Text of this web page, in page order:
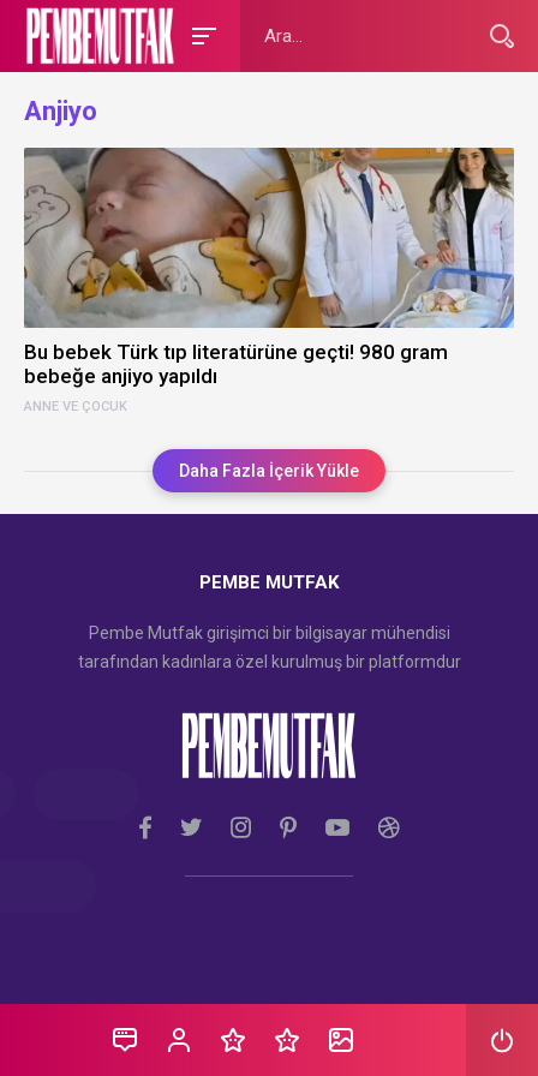
Anjiyo
ANNE VE ÇOCUK
Bu bebek Türk tıp literatürüne geçti! 980 gram
bebeğe anjiyo yapıldı
Daha Fazla İçerik Yükle
PEMBE MUTFAK
Pembe Mutfak girişimci bir bilgisayar mühendisi
tarafından kadınlara özel kurulmuş bir platformdur